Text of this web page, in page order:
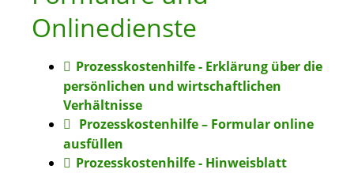
Onlinedienste
Prozesskostenhilfe - Erklärung über die
persönlichen und wirtschaftlichen
Verhältnisse
Prozesskosten­hilfe – Formular online
ausfüllen
Prozesskostenhilfe - Hinweisblatt